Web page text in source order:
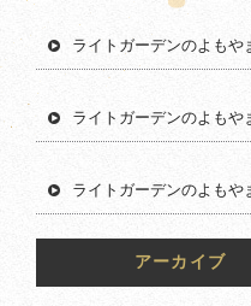
アーカイブ